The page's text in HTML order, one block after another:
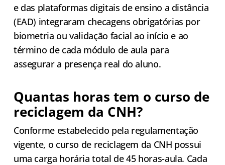
e das plataformas digitais de ensino a distância
(EAD) integraram checagens obrigatórias por
biometria ou validação facial ao início e ao
término de cada módulo de aula para
assegurar a presença real do aluno.
Quantas horas tem o curso de
reciclagem da CNH?
Conforme estabelecido pela regulamentação
vigente, o curso de reciclagem da CNH possui
uma carga horária total de 45 horas-aula. Cada